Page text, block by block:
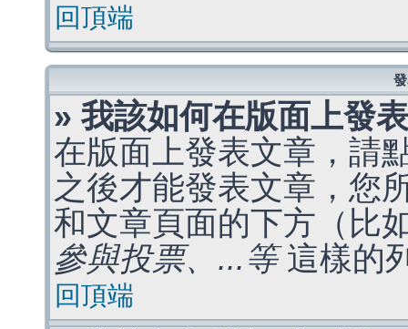
回頂端
» 我該如何在版面上發
在版面上發表文章，請
之後才能發表文章，您
和文章頁面的下方（比
參與投票、...等這樣的
回頂端